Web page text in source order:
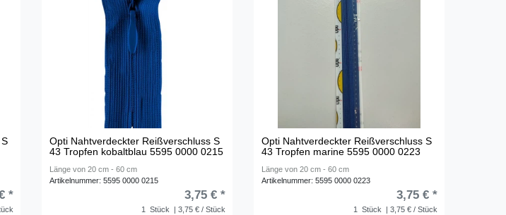
*
Opti Nahtverdeckter Reißverschluss S
43 Tropfen kobaltblau 5595 0000 0215
Länge von 20 cm - 60 cm
Artikelnummer: 5595 0000 0215
1 Stück | 3,75 € / Stück
3,75 € *
Opti Nahtverdeckter Reißverschluss S
43 Tropfen marine 5595 0000 0223
Länge von 20 cm - 60 cm
Artikelnummer: 5595 0000 0223
1 Stück | 3,75 € / Stück
3,75 € *